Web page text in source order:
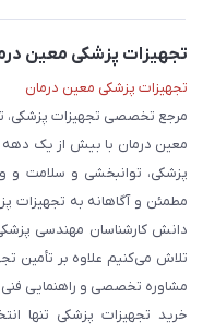
تجهیزات پزشکی معین
تجهیزات پزشکی معین درمان
مرجع تخصصی تجهیزات پزشکی،
معین درمان با بیش از یک دهه
پزشکی، توانبخشی و سلامت و
مطمئن و آگاهانه به تجهیزات
دانش کارشناسان مهندسی
تلاش می‌کنیم علاوه بر تأمین
مشاوره تخصصی و راهنمایی فنی
خرید تجهیزات پزشکی تنها